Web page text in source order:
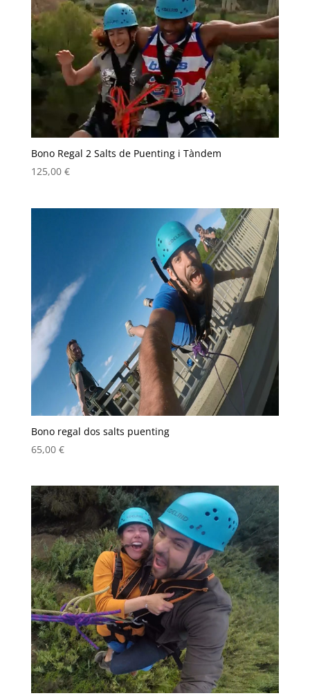
Bono Regal 2 Salts de Puenting i Tàndem
125,00 €
Bono regal dos salts puenting
65,00 €